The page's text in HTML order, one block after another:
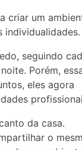
criar um
individualidades.
seguindo
Porém,
eles agora
da casa.
o